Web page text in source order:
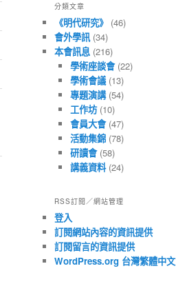
章
分類文章
《明代研究》 (46)
會外學訊 (34)
本會訊息 (216)
學術座談會(22)
學術會議(13)
專題演講(54)
工作坊(10)
會員大會(47)
活動集錦(78)
研讀會(58)
講義資料(24)
RSS訂閱／網站管理
登入
訂閱網站內容的資訊提供
訂閱留言的資訊提供
WordPress.org 台灣繁體中文